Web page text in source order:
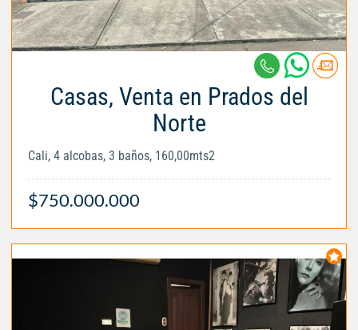
Casas, Venta en Prados del
Norte
Cali, 4 alcobas, 3 baños, 160,00mts2
$750.000.000